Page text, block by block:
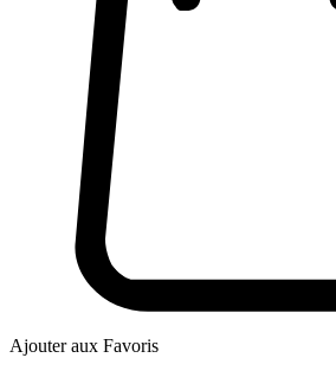
Ajouter aux Favoris